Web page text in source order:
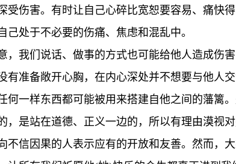
受伤害。有时让自己心碎比宽恕要容易、痛快
己处于不必要的伤痛、焦虑和混乱中。
，我们说话、做事的方式也可能给他人造成伤
有准备敞开心胸，在内心深处并不想要与他人
何一样东西都可能被用来搭建自他之间的藩篱
，是站在道德、正义一边的，所以有理由漠视
不信因果的人表示应有的开放和友善。然而，